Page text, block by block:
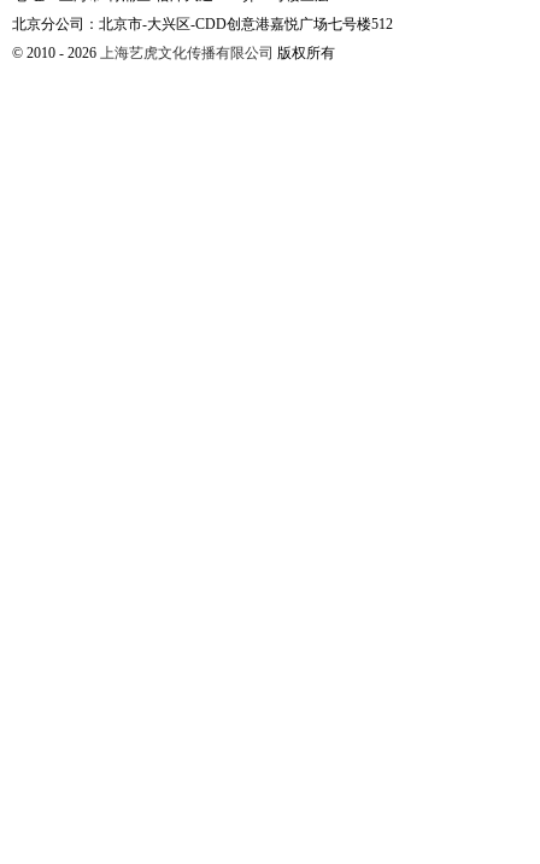
北京分公司：北京市-大兴区-CDD创意港嘉悦广场七号楼512
© 2010 - 2026 上海艺虎文化传播有限公司 版权所有